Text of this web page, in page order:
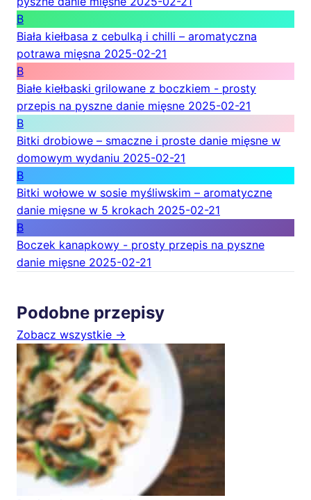
B
Biała kiełbasa z cebulką i chilli – aromatyczna
potrawa mięsna 2025-02-21
B
Białe kiełbaski grilowane z boczkiem - prosty
przepis na pyszne danie mięsne 2025-02-21
B
Bitki drobiowe – smaczne i proste danie mięsne w
domowym wydaniu 2025-02-21
B
Bitki wołowe w sosie myśliwskim – aromatyczne
danie mięsne w 5 krokach 2025-02-21
B
Boczek kanapkowy - prosty przepis na pyszne
danie mięsne 2025-02-21
Podobne przepisy
Zobacz wszystkie →